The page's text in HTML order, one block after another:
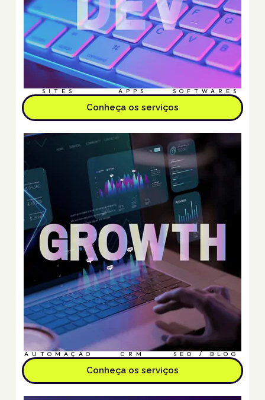
SITES APPS SOFTWARES
Conheça os serviços
AUTOMAÇÃO CRM SEO / BLOG
Conheça os serviços